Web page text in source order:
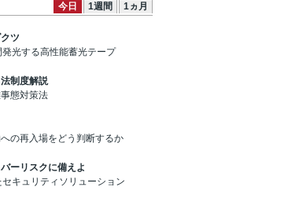
今日 1週間 1ヵ月
ツ
光する高性能蓄光テープ
制度解説
態対策法
の再入場をどう判断するか
ーリスクに備えよ
キュリティソリューション